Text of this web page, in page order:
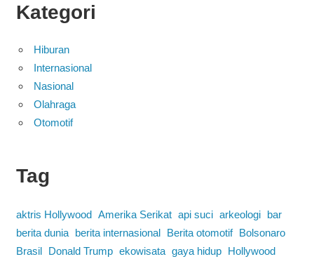
Kategori
Hiburan
Internasional
Nasional
Olahraga
Otomotif
Tag
aktris Hollywood Amerika Serikat api suci arkeologi
bar
berita dunia
berita internasional Berita otomotif
Bolsonaro
Brasil
Donald Trump ekowisata gaya hidup
Hollywood